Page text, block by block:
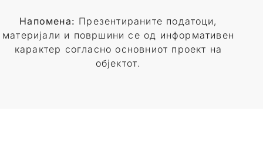
Напомена: Презентираните податоци,
материјали и површини се од информативен
карактер согласно основниот проект на
објектот.